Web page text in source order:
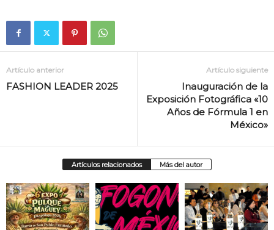
Artículo anterior
FASHION LEADER 2025
Artículo siguiente
Inauguración de la
Exposición Fotográfica «10
Años de Fórmula 1 en
México»
Artículos relacionados Más del autor